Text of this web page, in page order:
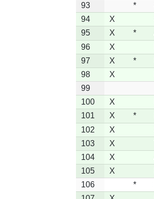
93
*
94
X
95
X *
96
X
97
X *
98
X
99
100
X
101
X *
102
X
103
X
104
X
105
X
106
*